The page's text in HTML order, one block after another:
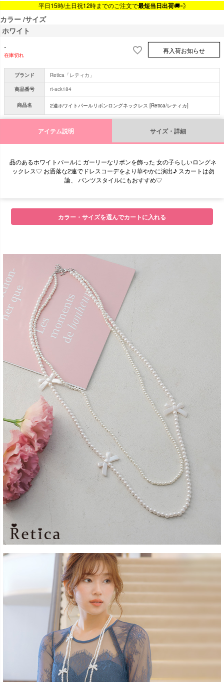
平日15時/土日祝12時までのご注文で最短当日出荷🚚💨
カラー サイズ
ホワイト
-
在庫切れ
再入荷お知らせ
ブランド
Retica「レティカ」
商品番号
rt-ack184
商品名 2連ホワイトパールリボンロングネックレス [Retica/レティカ]
アイテム説明 サイズ・詳細
品のあるホワイトパールに ガーリーなリボンを飾った 女の子らしいロングネ
ックレス♡ お洒落な2連でドレスコーデをより華やかに演出♪ スカートは勿
論、 パンツスタイルにもおすすめ♡
■サイズ
■注意事項
カラー・サイズを選んでカートに入れる